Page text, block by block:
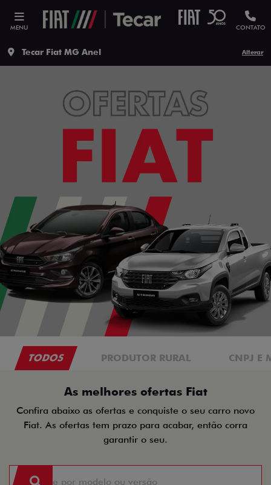
MENU CONTATO
Tecar Fiat MG Anel Alterar
TODOS PRODUTOR RURAL CNPJ E
As melhores ofertas Fiat
Confira abaixo as ofertas e conquiste o seu carro novo
Fiat. As ofertas tem prazo para acabar, então corra
garantir o seu.